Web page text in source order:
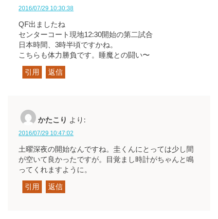
2016/07/29 10:30:38
QF出ましたね
センターコート現地12:30開始の第二試合
日本時間、3時半頃ですかね。
こちらも体力勝負です。睡魔との闘い〜
引用 返信
かたこり より:
2016/07/29 10:47:02
土曜深夜の開始なんですね。圭くんにとっては少し間
が空いて良かったですが。目覚まし時計がちゃんと鳴
ってくれますように。
引用 返信